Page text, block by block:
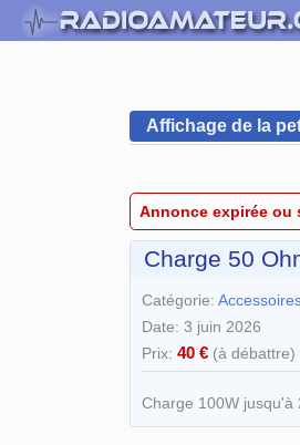
Affichage de la
Annonce expirée ou
Charge 50
Catégorie:
Date: 3 juin 2026
Prix: 40 € (à débattre)
Charge 100W jusqu'à